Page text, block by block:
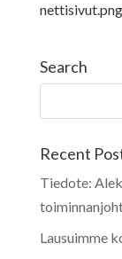
nettisivut.png
Search
Recent
Tiedote:
Lausuimme